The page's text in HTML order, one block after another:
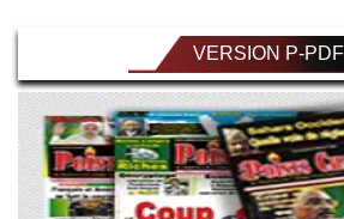
VERSION P-PDF